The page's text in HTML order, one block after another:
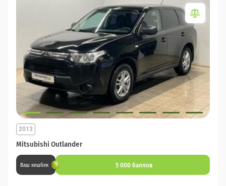
Mitsubishi Outlander
2013
Ваш кешбек 5 000 баллов